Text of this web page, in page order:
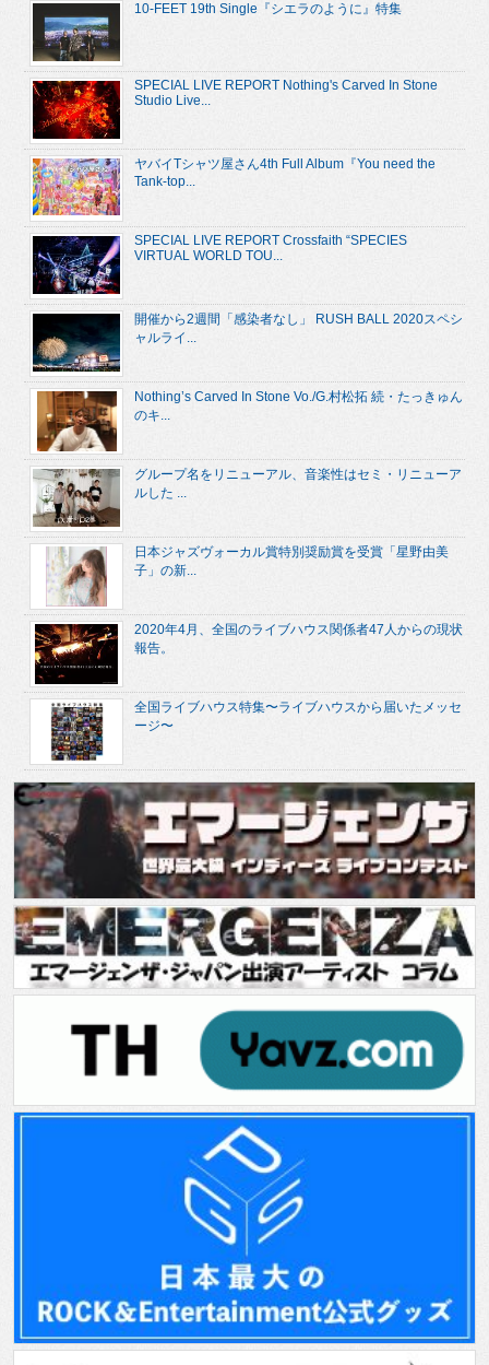
10-FEET 19th Single『シエラのように』特集
SPECIAL LIVE REPORT Nothing's Carved In Stone
Studio Live...
ヤバイTシャツ屋さん4th Full Album『You need the
Tank-top...
SPECIAL LIVE REPORT Crossfaith “SPECIES
VIRTUAL WORLD TOU...
開催から2週間「感染者なし」 RUSH BALL 2020スペシ
ャルライ...
Nothing’s Carved In Stone Vo./G.村松拓 続・たっきゅん
のキ...
グループ名をリニューアル、音楽性はセミ・リニューア
ルした ...
日本ジャズヴォーカル賞特別奨励賞を受賞「星野由美
子」の新...
2020年4月、全国のライブハウス関係者47人からの現状
報告。
全国ライブハウス特集〜ライブハウスから届いたメッセ
ージ〜